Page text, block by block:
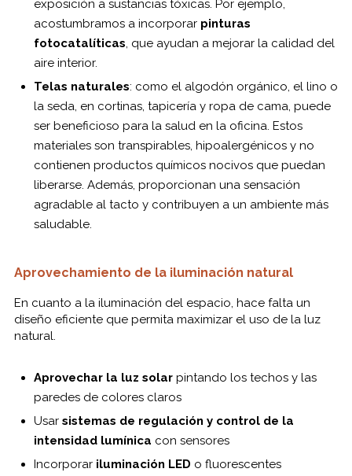
exposición a sustancias tóxicas. Por ejemplo,
acostumbramos a incorporar pinturas
fotocatalíticas, que ayudan a mejorar la calidad del
aire interior.
Telas naturales: como el algodón orgánico, el lino o
la seda, en cortinas, tapicería y ropa de cama, puede
ser beneficioso para la salud en la oficina. Estos
materiales son transpirables, hipoalergénicos y no
contienen productos químicos nocivos que puedan
liberarse. Además, proporcionan una sensación
agradable al tacto y contribuyen a un ambiente más
saludable.
Aprovechamiento de la iluminación natural
En cuanto a la iluminación del espacio, hace falta un
diseño eficiente que permita maximizar el uso de la luz
natural.
Aprovechar la luz solarpintando los techos y las
paredes de colores claros
Usar sistemas de regulación y control de la
intensidad lumínica con sensores
Incorporariluminación LED o fluorescentes